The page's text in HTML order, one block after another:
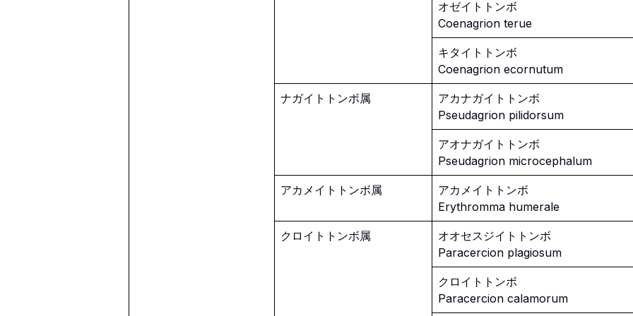
オゼイトトンボ
Coenagrion terue
キタイトトンボ
Coenagrion ecornutum
ナガイトトンボ属
アカナガイトトンボ
Pseudagrion pilidorsum
アオナガイトトンボ
Pseudagrion microcephalum
アカメイトトンボ属
アカメイトトンボ
Erythromma humerale
クロイトトンボ属
オオセスジイトトンボ
Paracercion plagiosum
クロイトトンボ
Paracercion calamorum